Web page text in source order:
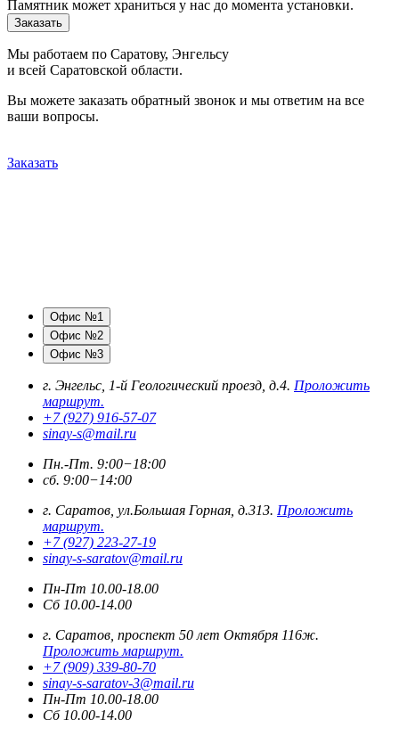
Памятник может храниться у нас до момента установки.
Заказать
Мы работаем по Саратову, Энгельсу
и всей Саратовской области.
Вы можете заказать обратный звонок и мы ответим на все
ваши вопросы.
Заказать
Офис №1
Офис №2
Офис №3
г. Энгельс, 1-й Геологический проезд, д.4. Проложить
маршрут.
+7 (927) 916-57-07
sinay-s@mail.ru
Пн.-Пт. 9:00−18:00
сб. 9:00−14:00
г. Саратов, ул.Большая Горная, д.313. Проложить
маршрут.
+7 (927) 223-27-19
sinay-s-saratov@mail.ru
Пн-Пт 10.00-18.00
Сб 10.00-14.00
г. Саратов, проспект 50 лет Октября 116ж.
Проложить маршрут.
+7 (909) 339-80-70
sinay-s-saratov-3@mail.ru
Пн-Пт 10.00-18.00
Сб 10.00-14.00